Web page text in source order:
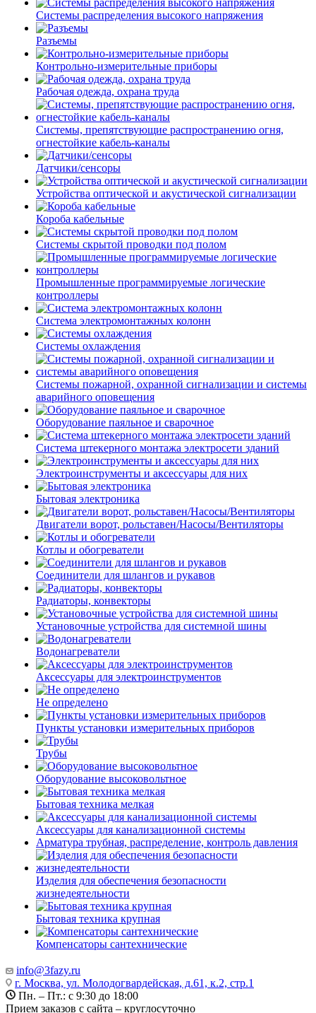
Системы распределения высокого напряжения
Разъемы
Контрольно-измерительные приборы
Рабочая одежда, охрана труда
Системы, препятствующие распространению огня,
огнестойкие кабель-каналы
Датчики/сенсоры
Устройства оптической и акустической сигнализации
Короба кабельные
Системы скрытой проводки под полом
Промышленные программируемые логические
контроллеры
Система электромонтажных колонн
Системы охлаждения
Системы пожарной, охранной сигнализации и системы
аварийного оповещения
Оборудование паяльное и сварочное
Система штекерного монтажа электросети зданий
Электроинструменты и аксессуары для них
Бытовая электроника
Двигатели ворот, рольставен/Насосы/Вентиляторы
Котлы и обогреватели
Соединители для шлангов и рукавов
Радиаторы, конвекторы
Установочные устройства для системной шины
Водонагреватели
Аксессуары для электроинструментов
Не определено
Пункты установки измерительных приборов
Трубы
Оборудование высоковольтное
Бытовая техника мелкая
Аксессуары для канализационной системы
Арматура трубная, распределение, контроль давления
Изделия для обеспечения безопасности
жизнедеятельности
Бытовая техника крупная
Компенсаторы сантехнические
info@3fazy.ru
г. Москва, ул. Молодогвардейская, д.61, к.2, стр.1
Пн. – Пт.: с 9:30 до 18:00
Прием заказов с сайта – круглосуточно